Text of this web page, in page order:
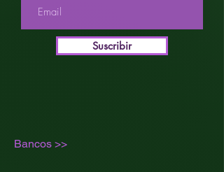
Altura Media
% Sativa 40%
Índica / Sativa Mayormente Indica
Suscribir
Bancos >>